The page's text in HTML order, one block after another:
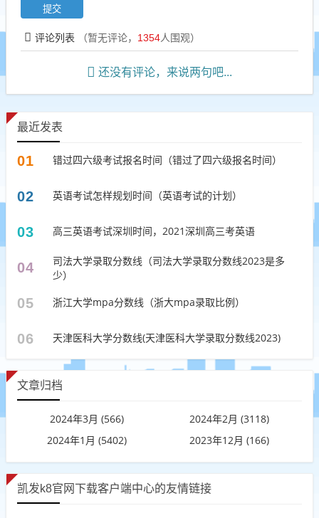
评论列表 （暂无评论， 1354人围观）
还没有评论，来说两句吧...
最近发表
01 错过四六级考试报名时间（错过了四六级报名时间）
02 英语考试怎样规划时间（英语考试的计划）
03 高三英语考试深圳时间，2021深圳高三考英语
04
司法大学录取分数线（司法大学录取分数线2023是多
少）
05 浙江大学mpa分数线（浙大mpa录取比例）
06 天津医科大学分数线(天津医科大学录取分数线2023)
文章归档
2024年3月 (566)
2024年2月 (3118)
2024年1月 (5402)
2023年12月 (166)
凯发k8官网下载客户端中心的友情链接